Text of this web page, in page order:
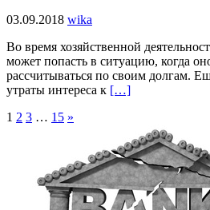
03.09.2018 wika
Во время хозяйственной
может попасть в ситуацию, когда
рассчитываться по своим долгам.
утраты интереса к […]
1 2 3 … 15 »